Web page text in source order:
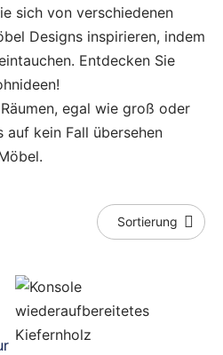
sich von verschiedenen
Designs inspirieren, indem
Entdecken Sie
egal wie groß oder
auf kein Fall übersehen